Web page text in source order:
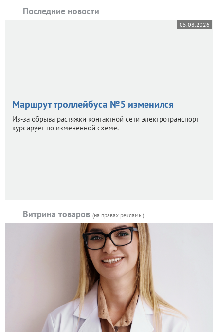
Последние новости
05.08.2026
Маршрут троллейбуса №5 изменился
Из-за обрыва растяжки контактной сети электротранспорт
курсирует по измененной схеме.
Витрина товаров (на правах рекламы)